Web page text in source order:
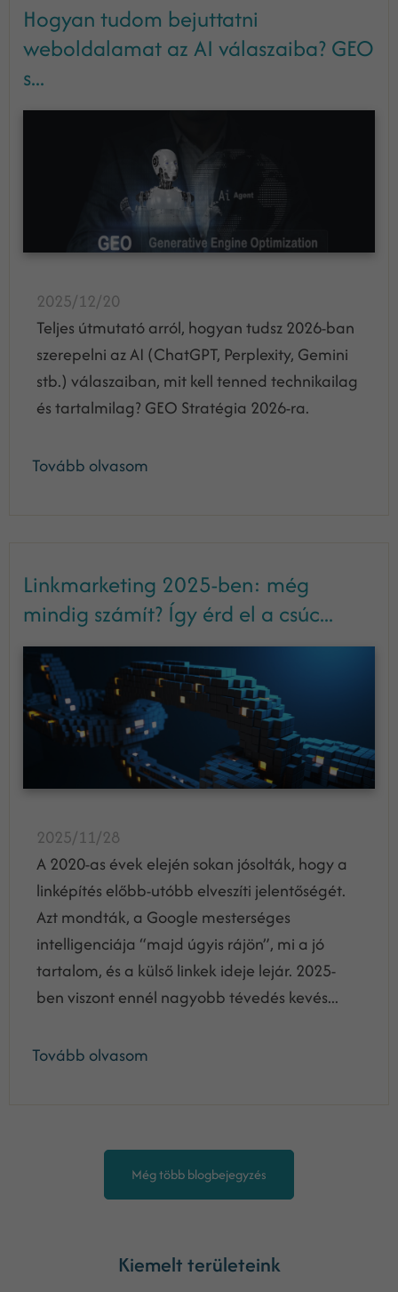
Hogyan tudom bejuttatni
weboldalamat az AI válaszaiba? GEO
s...
2025/12/20
Teljes útmutató arról, hogyan tudsz 2026-ban
szerepelni az AI (ChatGPT, Perplexity, Gemini
stb.) válaszaiban, mit kell tenned technikailag
és tartalmilag? GEO Stratégia 2026-ra.
Tovább olvasom
Linkmarketing 2025-ben: még
mindig számít? Így érd el a csúc...
2025/11/28
A 2020-as évek elején sokan jósolták, hogy a
linképítés előbb-utóbb elveszíti jelentőségét.
Azt mondták, a Google mesterséges
intelligenciája “majd úgyis rájön”, mi a jó
tartalom, és a külső linkek ideje lejár. 2025-
ben viszont ennél nagyobb tévedés kevés...
Tovább olvasom
Még több blogbejegyzés
Kiemelt területeink